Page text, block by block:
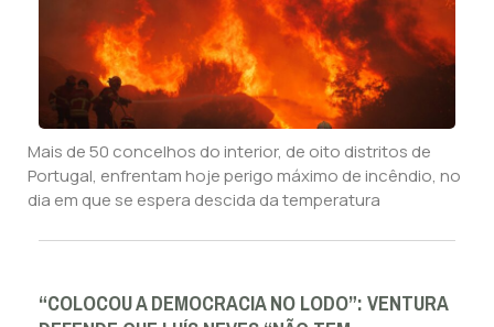
Mais de 50 concelhos do interior, de oito distritos de
Portugal, enfrentam hoje perigo máximo de incêndio, no
dia em que se espera descida da temperatura
“COLOCOU A DEMOCRACIA NO LODO”: VENTURA